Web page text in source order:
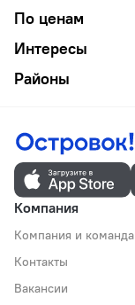
По ценам
Интересы
Районы
Компания
Компания и команда
Контакты
Вакансии